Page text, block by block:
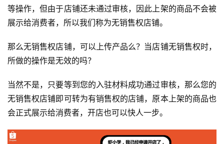
等操作，但由于店铺还未通过审核，因此上架的商品不会被
展示给消费者，所以我们称为无销售权店铺。
那么无销售权店铺，可以上传产品么？当店铺无销售权时，
所做的操作是无效的吗？
当然不是，只要等到您的入驻材料成功通过审核，那么您的
无销售权店铺即可转为有销售权的店铺，原本上架的商品也
会正式展示给消费者，开店也可以快人一步。